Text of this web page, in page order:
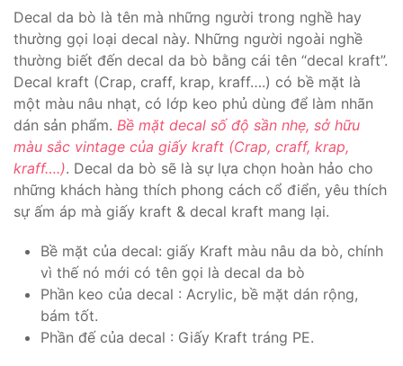
Decal da bò là tên mà những người trong nghề hay
thường gọi loại decal này. Những người ngoài nghề
thường biết đến decal da bò bằng cái tên “decal kraft”.
Decal kraft (Crap, craff, krap, kraff….) có bề mặt là
một màu nâu nhạt, có lớp keo phủ dùng để làm nhãn
dán sản phẩm. Bề mặt decal số độ sần nhẹ, sở hữu
màu sắc vintage của giấy kraft (Crap, craff, krap,
kraff….). Decal da bò sẽ là sự lựa chọn hoàn hảo cho
những khách hàng thích phong cách cổ điển, yêu thích
sự ấm áp mà giấy kraft & decal kraft mang lại.
Bề mặt của decal: giấy Kraft màu nâu da bò, chính
vì thế nó mới có tên gọi là decal da bò
Phần keo của decal : Acrylic, bề mặt dán rộng,
bám tốt.
Phần đế của decal : Giấy Kraft tráng PE.